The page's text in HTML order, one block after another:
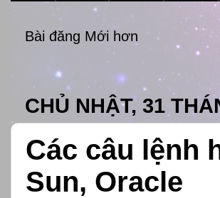
Bài đăng Mới hơn
CHỦ NHẬT, 31
Các câu lệnh
Sun, Oracle